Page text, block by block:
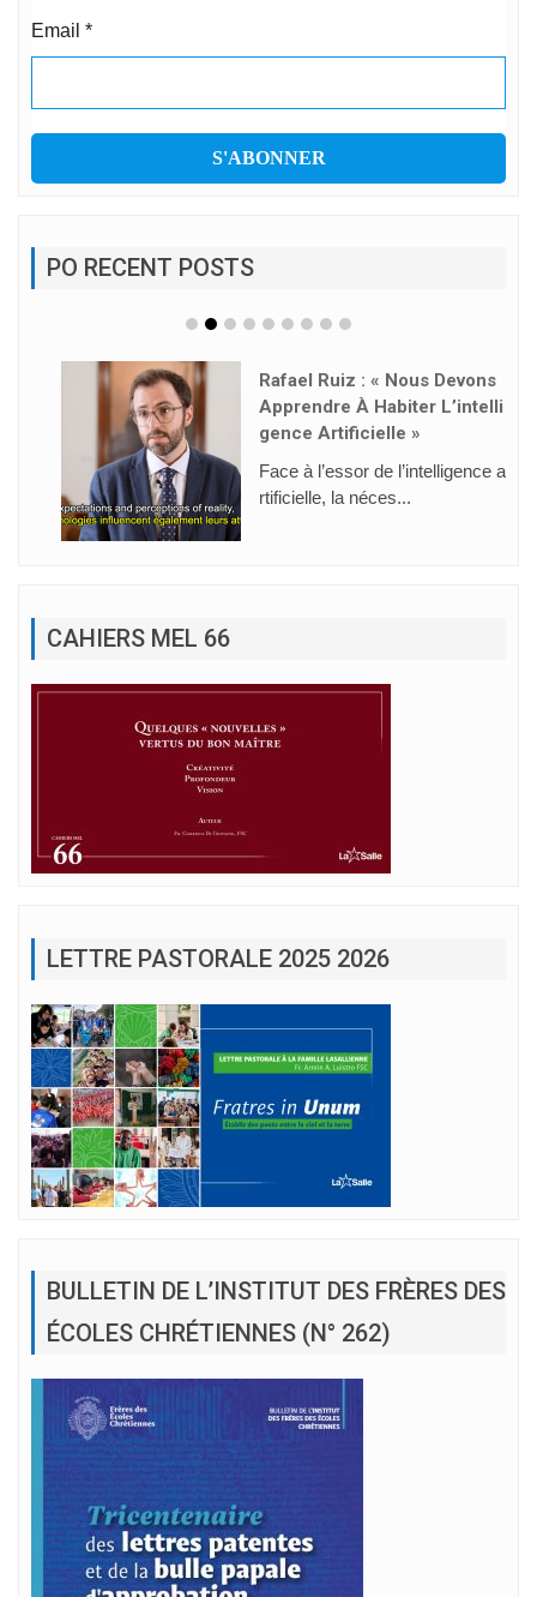
Email *
PO RECENT POSTS
Rafael Ruiz : « Nous Devons
Apprendre À Habiter L’intelli
Gence Artificielle »
Face à l’essor de l’intelligence a
rtificielle, la néces...
CAHIERS MEL 66
LETTRE PASTORALE 2025 2026
BULLETIN DE L’INSTITUT DES FRÈRES DES
ÉCOLES CHRÉTIENNES (N° 262)